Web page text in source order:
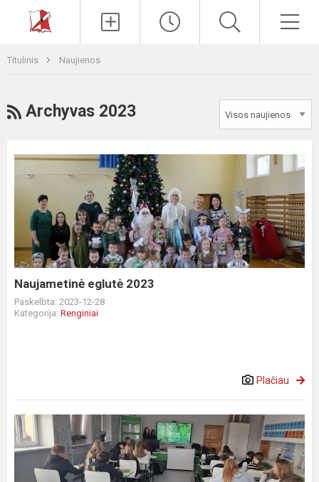
Titulinis Naujienos
RSS
Archyvas 2023
Naujametinė
eglutė
2023
Naujametinė eglutė 2023
Paskelbta: 2023-12-28
Kategorija: Renginiai
Plačiau
Užsienio
kalbų
savaitė
2023